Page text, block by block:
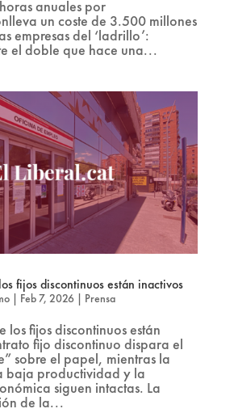
anuales por
un coste de 3.500 millones
empresas del ‘ladrillo’:
el doble que hace una...
fijos discontinuos están inactivos
| Feb 7, 2026| Prensa
los fijos discontinuos están
fijo discontinuo dispara el
sobre el papel, mientras la
baja productividad y la
siguen intactas. La
de la...